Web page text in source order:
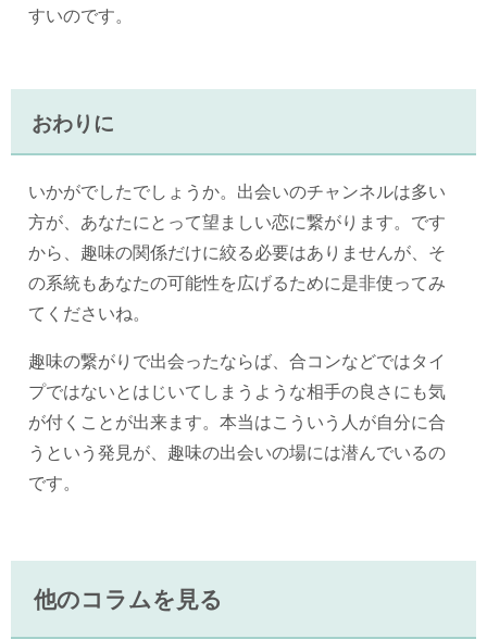
すいのです。
おわりに
いかがでしたでしょうか。出会いのチャンネルは多い
方が、あなたにとって望ましい恋に繋がります。です
から、趣味の関係だけに絞る必要はありませんが、そ
の系統もあなたの可能性を広げるために是非使ってみ
てくださいね。
趣味の繋がりで出会ったならば、合コンなどではタイ
プではないとはじいてしまうような相手の良さにも気
が付くことが出来ます。本当はこういう人が自分に合
うという発見が、趣味の出会いの場には潜んでいるの
です。
他のコラムを見る